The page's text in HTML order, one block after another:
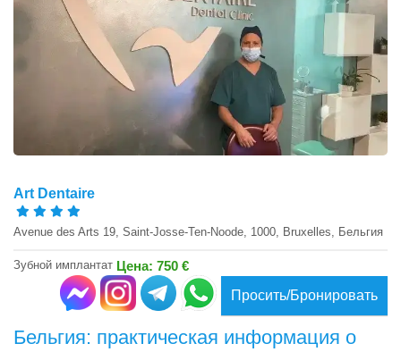
Art Dentaire
Avenue des Arts 19, Saint-Josse-Ten-Noode, 1000, Bruxelles, Бельгия
Зубной имплантат Цена: 750 €
Просить/Бронировать
Бельгия: практическая информация о